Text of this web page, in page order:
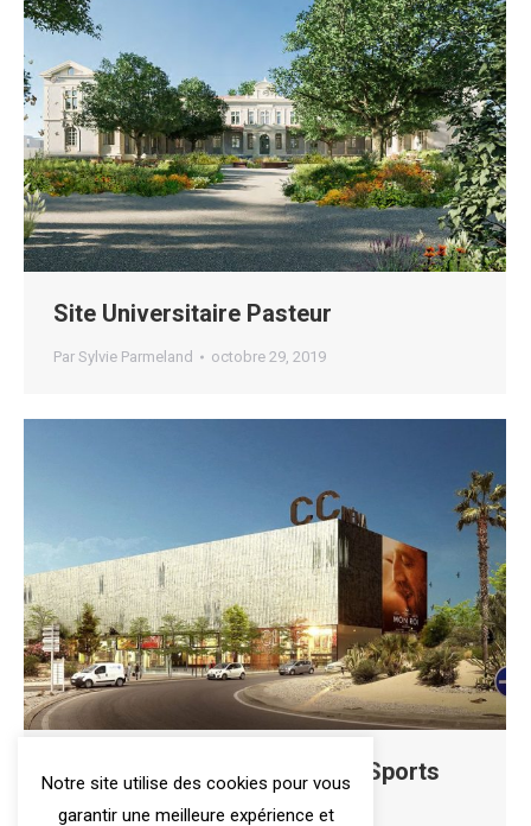
Site Universitaire Pasteur
Par Sylvie Parmeland octobre 29, 2019
Complexe Cinéma-Loisirs et Sports
Paradmin août 2, 2019
Notre site utilise des cookies pour vous
garantir une meilleure expérience et